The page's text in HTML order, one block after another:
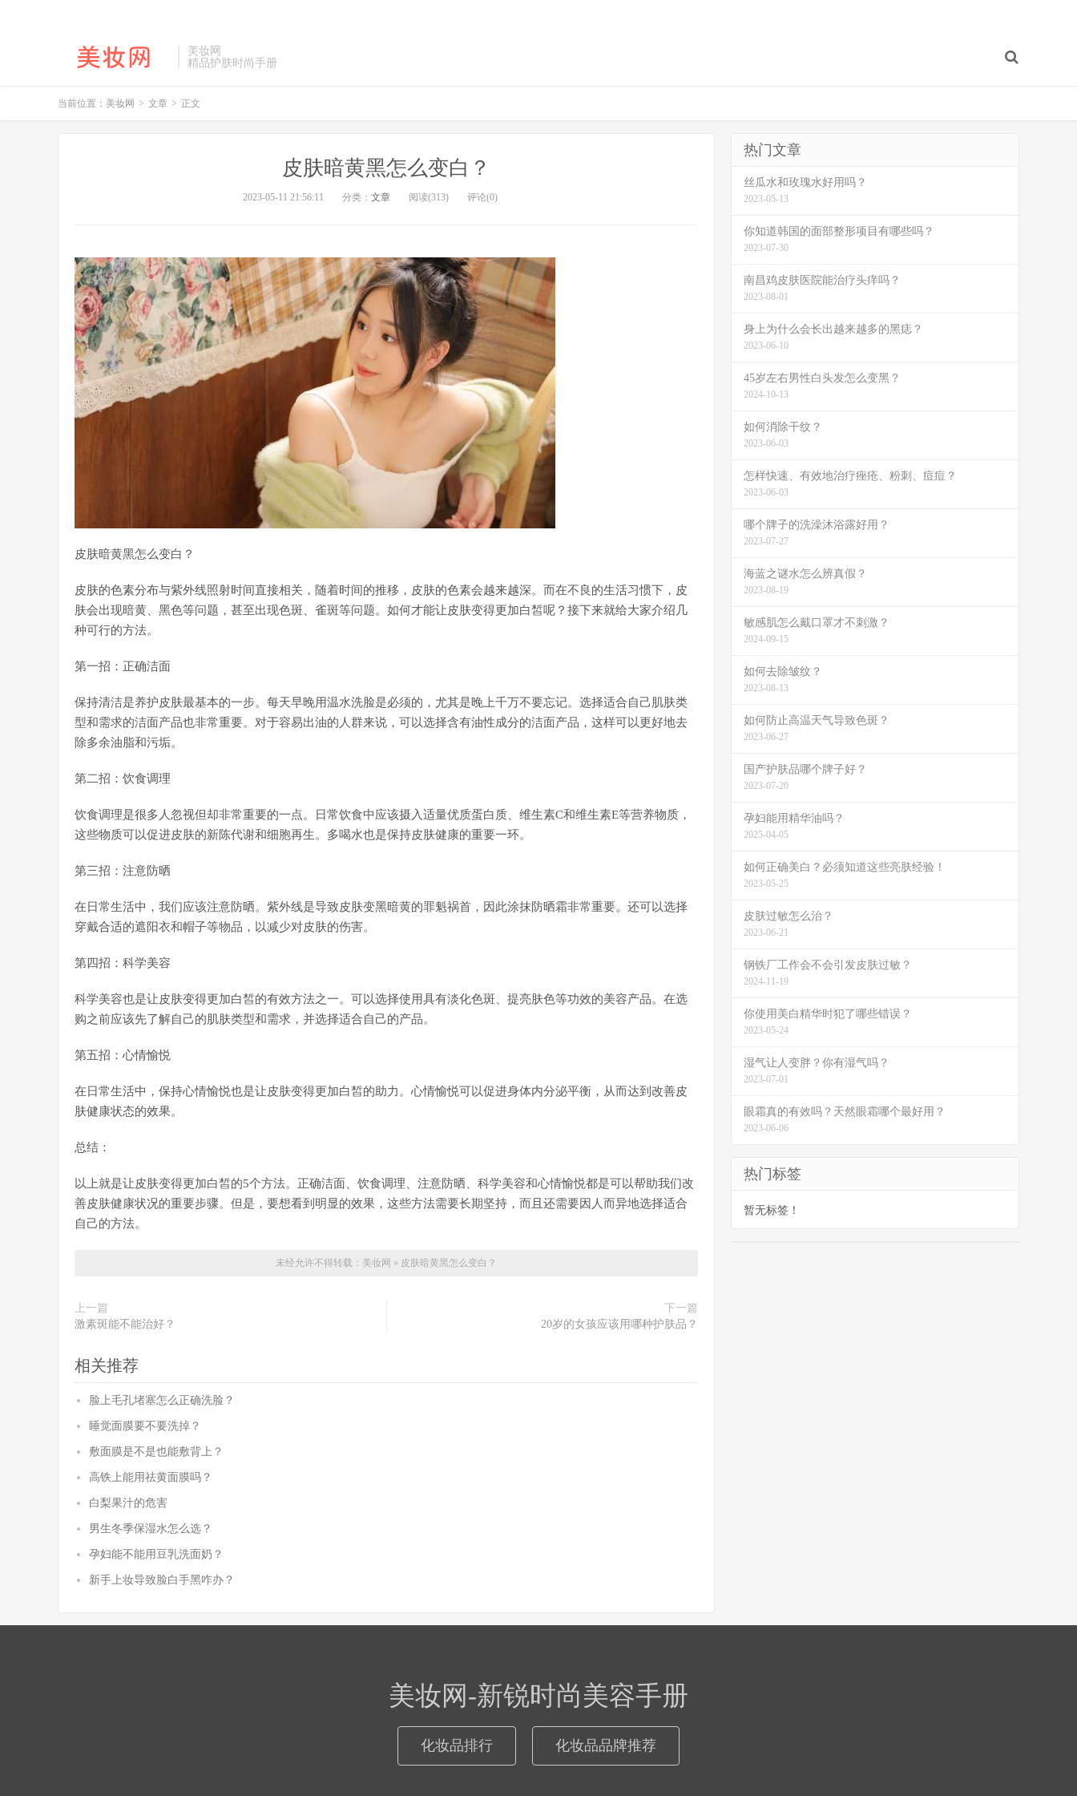
美妆网
精品护肤时尚手册
当前位置： 美妆网 > 文章 > 正文
皮肤暗黄黑怎么变白？
2023-05-11 21:56:11 分类： 文章 阅读(313) 评论(0)
皮肤暗黄黑怎么变白？
皮肤的色素分布与紫外线照射时间直接相关，随着时间的推移，皮肤的色素会越来越深。而在不良的生活习惯下，皮
肤会出现暗黄、黑色等问题，甚至出现色斑、雀斑等问题。如何才能让皮肤变得更加白皙呢？接下来就给大家介绍几
种可行的方法。
第一招：正确洁面
保持清洁是养护皮肤最基本的一步。每天早晚用温水洗脸是必须的，尤其是晚上千万不要忘记。选择适合自己肌肤类
型和需求的洁面产品也非常重要。对于容易出油的人群来说，可以选择含有油性成分的洁面产品，这样可以更好地去
除多余油脂和污垢。
第二招：饮食调理
饮食调理是很多人忽视但却非常重要的一点。日常饮食中应该摄入适量优质蛋白质、维生素C和维生素E等营养物质，
这些物质可以促进皮肤的新陈代谢和细胞再生。多喝水也是保持皮肤健康的重要一环。
第三招：注意防晒
在日常生活中，我们应该注意防晒。紫外线是导致皮肤变黑暗黄的罪魁祸首，因此涂抹防晒霜非常重要。还可以选择
穿戴合适的遮阳衣和帽子等物品，以减少对皮肤的伤害。
第四招：科学美容
科学美容也是让皮肤变得更加白皙的有效方法之一。可以选择使用具有淡化色斑、提亮肤色等功效的美容产品。在选
购之前应该先了解自己的肌肤类型和需求，并选择适合自己的产品。
第五招：心情愉悦
在日常生活中，保持心情愉悦也是让皮肤变得更加白皙的助力。心情愉悦可以促进身体内分泌平衡，从而达到改善皮
肤健康状态的效果。
总结：
以上就是让皮肤变得更加白皙的5个方法。正确洁面、饮食调理、注意防晒、科学美容和心情愉悦都是可以帮助我们改
善皮肤健康状况的重要步骤。但是，要想看到明显的效果，这些方法需要长期坚持，而且还需要因人而异地选择适合
自己的方法。
未经允许不得转载： 美妆网 » 皮肤暗黄黑怎么变白？
上一篇
激素斑能不能治好？
下一篇
20岁的女孩应该用哪种护肤品？
相关推荐
脸上毛孔堵塞怎么正确洗脸？
睡觉面膜要不要洗掉？
敷面膜是不是也能敷背上？
高铁上能用祛黄面膜吗？
白梨果汁的危害
男生冬季保湿水怎么选？
孕妇能不能用豆乳洗面奶？
新手上妆导致脸白手黑咋办？
热门文章
丝瓜水和玫瑰水好用吗？
2023-05-13
你知道韩国的面部整形项目有哪些吗？
2023-07-30
南昌鸡皮肤医院能治疗头痒吗？
2023-08-01
身上为什么会长出越来越多的黑痣？
2023-06-10
45岁左右男性白头发怎么变黑？
2024-10-13
如何消除干纹？
2023-06-03
怎样快速、有效地治疗痤疮、粉刺、痘痘？
2023-06-03
哪个牌子的洗澡沐浴露好用？
2023-07-27
海蓝之谜水怎么辨真假？
2023-08-19
敏感肌怎么戴口罩才不刺激？
2024-09-15
如何去除皱纹？
2023-08-13
如何防止高温天气导致色斑？
2023-06-27
国产护肤品哪个牌子好？
2023-07-20
孕妇能用精华油吗？
2025-04-05
如何正确美白？必须知道这些亮肤经验！
2023-05-25
皮肤过敏怎么治？
2023-06-21
钢铁厂工作会不会引发皮肤过敏？
2024-11-19
你使用美白精华时犯了哪些错误？
2023-05-24
湿气让人变胖？你有湿气吗？
2023-07-01
眼霜真的有效吗？天然眼霜哪个最好用？
2023-06-06
热门标签
暂无标签！
美妆网-新锐时尚美容手册
化妆品排行 化妆品品牌推荐